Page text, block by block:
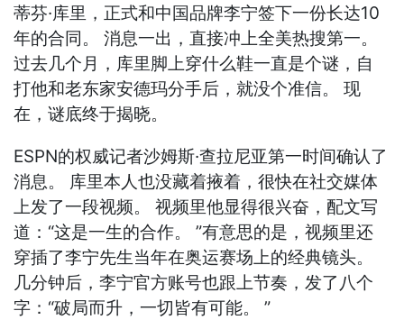
蒂芬·库里，正式和中国品牌李宁签下一份长达10
年的合同。 消息一出，直接冲上全美热搜第一。
过去几个月，库里脚上穿什么鞋一直是个谜，自
打他和老东家安德玛分手后，就没个准信。 现
在，谜底终于揭晓。
ESPN的权威记者沙姆斯·查拉尼亚第一时间确认了
消息。 库里本人也没藏着掖着，很快在社交媒体
上发了一段视频。 视频里他显得很兴奋，配文写
道：“这是一生的合作。 ”有意思的是，视频里还
穿插了李宁先生当年在奥运赛场上的经典镜头。
几分钟后，李宁官方账号也跟上节奏，发了八个
字：“破局而升，一切皆有可能。 ”